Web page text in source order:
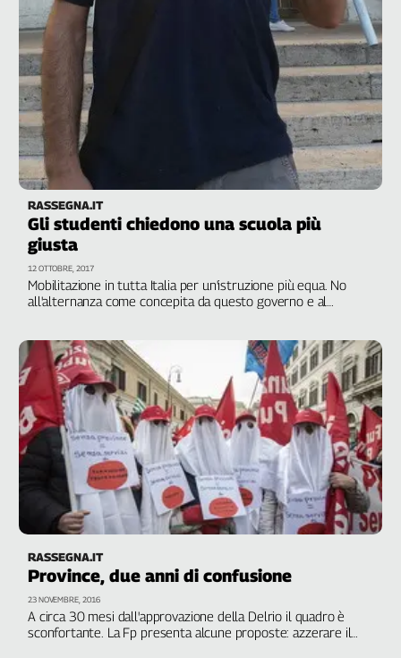
RASSEGNA.IT
Gli studenti chiedono una scuola più
giusta
Mobilitazione in tutta Italia per un'istruzione più equa. No
all'alternanza come concepita da questo governo e al
12 OTTOBRE, 2017
RASSEGNA.IT
Province, due anni di confusione
A circa 30 mesi dall'approvazione della Delrio il quadro è
sconfortante. La Fp presenta alcune proposte: azzerare il
23 NOVEMBRE, 2016